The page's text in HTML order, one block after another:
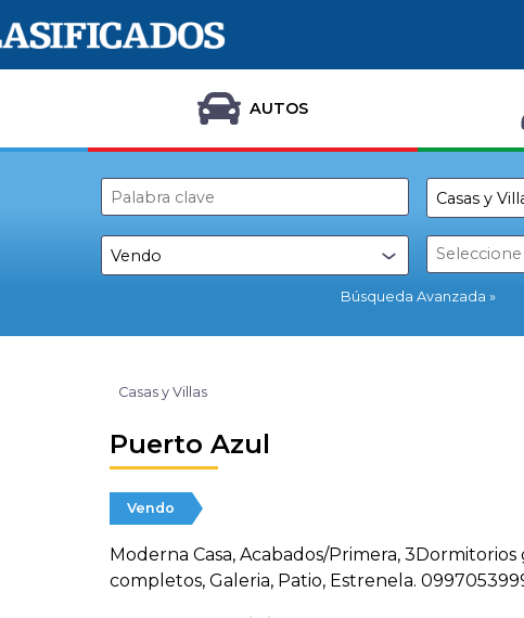
AUTOS
Búsqueda Avanzada
Casas y Villas
Puerto Azul
Vendo
Moderna Casa, Acabados/Primera, 3Dormitorios
completos, Galeria, Patio, Estrenela.